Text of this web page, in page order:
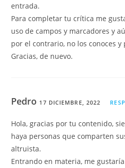
entrada.
Para completar tu crítica me
uso de campos y marcadores y
por el contrario, no los conoces
Gracias, de nuevo.
Pedro 17 DICIEMBRE, 2022
Hola, gracias por tu contenido,
haya personas que comparten
altruista.
Entrando en materia, me